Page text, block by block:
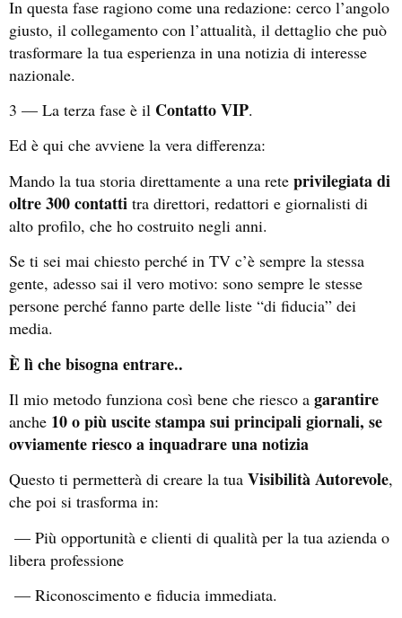
In questa fase ragiono come una redazione: cerco l’angolo
giusto, il collegamento con l’attualità, il dettaglio che può
trasformare la tua esperienza in una notizia di interesse
nazionale.
3 — La terza fase è il Contatto VIP.
Ed è qui che avviene la vera differenza:
Mando la tua storia direttamente a una rete privilegiata di
oltre 300 contatti tra direttori, redattori e giornalisti di
alto profilo, che ho costruito negli anni.
Se ti sei mai chiesto perché in TV c’è sempre la stessa
gente, adesso sai il vero motivo: sono sempre le stesse
persone perché fanno parte delle liste “di fiducia” dei
media.
È lì che bisogna entrare..
Il mio metodo funziona così bene che riesco a garantire
anche 10 o più uscite stampa sui principali giornali, se
ovviamente riesco a inquadrare una notizia
Questo ti permetterà di creare la tua Visibilità Autorevole,
che poi si trasforma in:
— Più opportunità e clienti di qualità per la tua azienda o
libera professione
— Riconoscimento e fiducia immediata.